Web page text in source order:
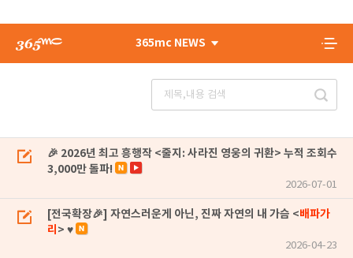
365mc NEWS
🎉 2026년 최고 흥행작 <줄지: 사라진 영웅의 귀환> 누적 조회수
3,000만 돌파!
2026-07-01
[전국확장🎉] 자연스러운게 아닌, 진짜 자연의 내 가슴 <배파가
리 > ♥
2026-04-23